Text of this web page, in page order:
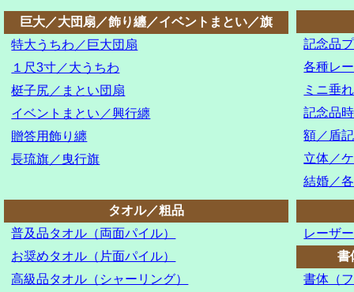
巨大／大団扇／飾り纏／イベントまとい／旗
特大うちわ／巨大団扇
１尺3寸／大うちわ
梃子尻／まとい団扇
イベントまとい／興行纏
贈答用飾り纏
長琉旗／曳行旗
記念品
各種レ
ミニ垂
記念品
額／盾
立体／
結婚／
タオル／粗品
普及品タオル（両面パイル）
お奨めタオル（片面パイル）
高級品タオル（シャーリング）
レーザ
書
書体（